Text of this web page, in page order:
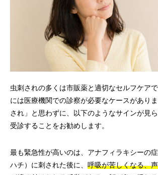
虫刺されの多くは市販薬と適切なセルフケア
には医療機関での診察が必要なケースがあり
され」と思わずに、以下のようなサインが見
受診することをお勧めします。
最も緊急性が高いのは、アナフィラキシーの
ハチ）に刺された後に、 呼吸が苦しくなる、